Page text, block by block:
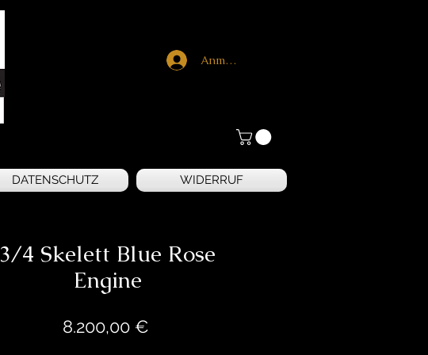
Anmelden
DATENSCHUTZ WIDERRUF
3/4 Skelett Blue Rose
Engine
8.200,00 €Preis